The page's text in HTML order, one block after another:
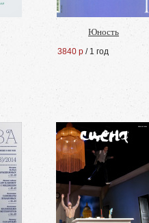
Юность
3840 р / 1 год